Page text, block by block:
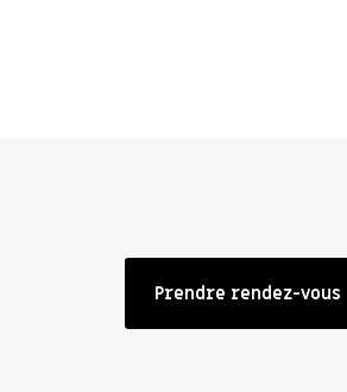
Prendre rendez-vous